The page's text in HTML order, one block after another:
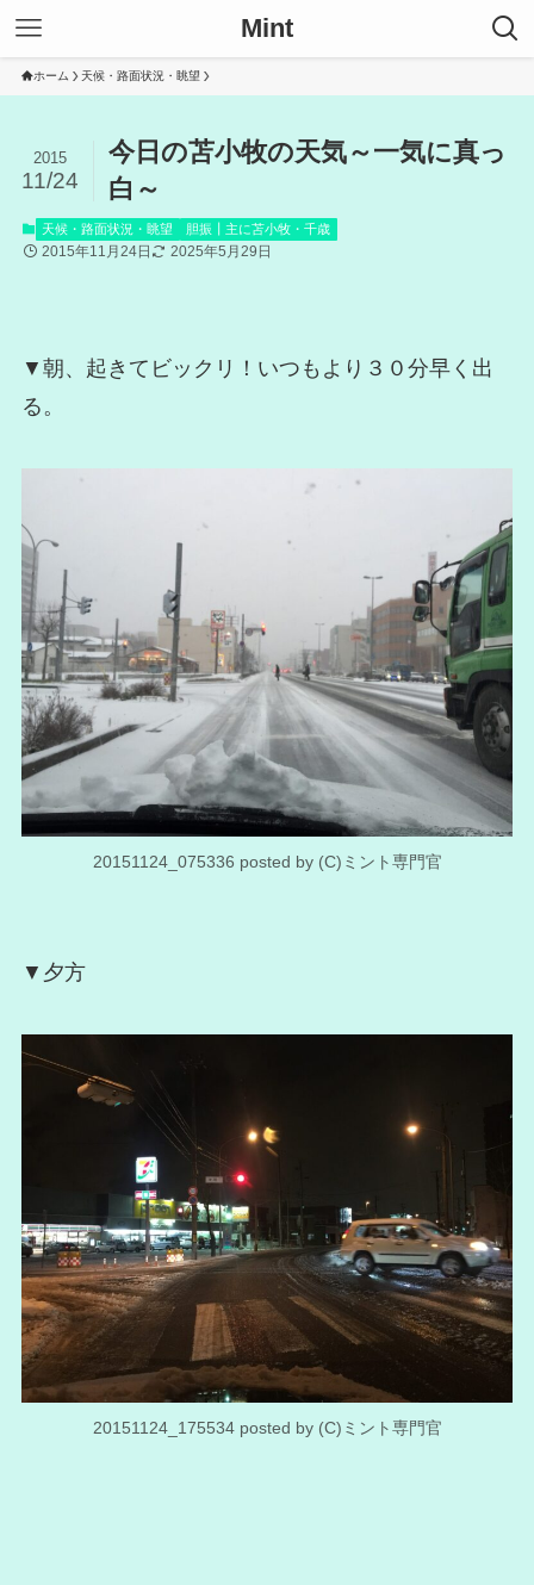
Mint
ホーム 天候・路面状況・眺望
今日の苫小牧の天気～一気に真っ
白～
2015
11/24
天候・路面状況・眺望 胆振┃主に苫小牧・千歳
2015年11月24日 2025年5月29日
▼朝、起きてビックリ！いつもより３０分早く出
る。
20151124_075336 posted by (C)ミント専門官
▼夕方
20151124_175534 posted by (C)ミント専門官